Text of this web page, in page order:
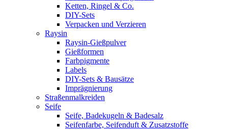
Ketten, Ringel & Co.
DIY-Sets
Verpacken und Verzieren
Raysin
Raysin-Gießpulver
Gießformen
Farbpigmente
Labels
DIY-Sets & Bausätze
Imprägnierung
Straßenmalkreiden
Seife
Seife, Badekugeln & Badesalz
Seifenfarbe, Seifenduft & Zusatzstoffe